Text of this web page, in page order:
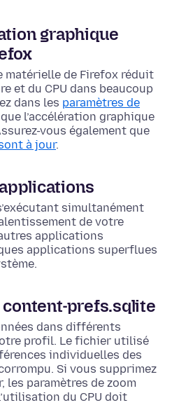
graphique
matérielle de Firefox réduit
et du CPU dans beaucoup
dans les paramètres de
que l’accélération graphique
vous également que
à jour.
simultanément
de votre
applications
applications superflues
prefs.sqlite
dans différents
profil. Le fichier utilisé
individuelles des
Si vous supprimez
les paramètres de zoom
du CPU doit